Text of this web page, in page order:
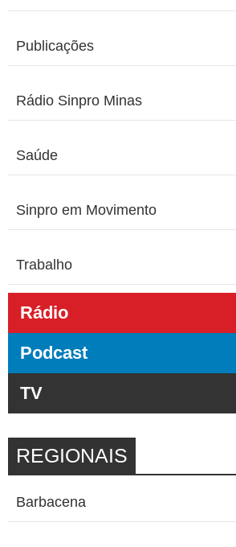
Publicações
Rádio Sinpro Minas
Saúde
Sinpro em Movimento
Trabalho
Rádio
Podcast
TV
REGIONAIS
Barbacena